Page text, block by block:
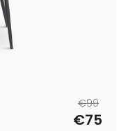
Tavahind
€99
Müügihind
€75